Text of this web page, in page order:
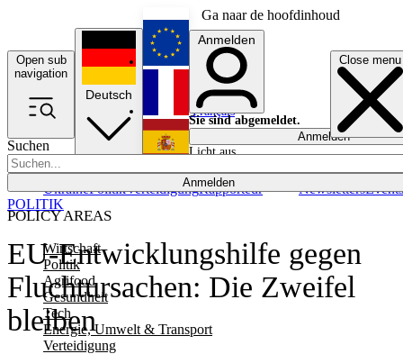
Ga naar de hoofdinhoud
Open sub
navigation
Close menu
Suchen
Anmelden
POLICY AREAS
Wirtschaft
Politik
Agrifood
Gesundheit
Tech
Energie, Umwelt & Transport
Verteidigung
UkrainePolitikVerteidigungRapporteur NewslettersEvents
Deutsch
English
Français
Anmelden
Sie sind abgemeldet.
Anmelden
Licht aus
EU-Entwicklungshilfe gegen
Fluchtursachen: Die Zweifel
bleiben
POLITIK